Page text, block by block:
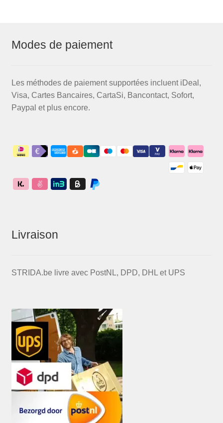
Modes de paiement
Les méthodes de paiement supportées incluent iDeal,
Visa, Cartes Bancaires, CartaSi, Bancontact, Sofort,
Paypal et plus encore.
Livraison
STRIDA.be livre avec PostNL, DPD, DHL et UPS